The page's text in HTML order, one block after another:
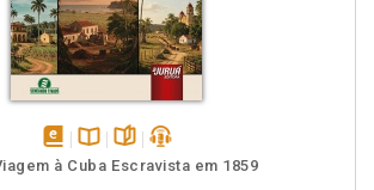
disponívelDisponível
páginaspodcast
à Cuba Escravista em 1859